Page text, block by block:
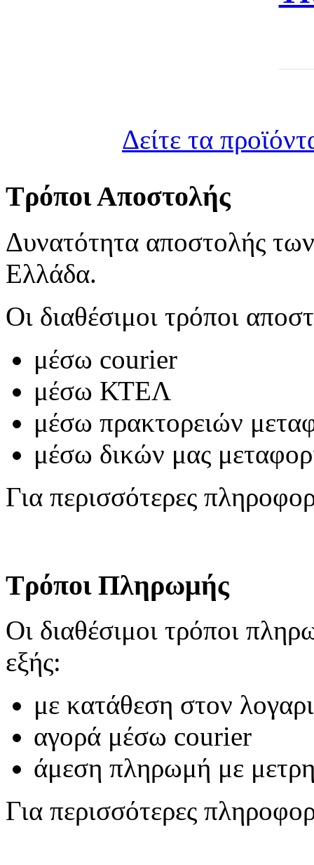
Δείτε τα
Τρόποι Αποστολής
Δυνατότητα αποστολής
Ελλάδα.
Οι διαθέσιμοι τρόποι
μέσω courier
μέσω ΚΤΕΛ
μέσω πρακτορειών
μέσω δικών μας
Για περισσότερες
Τρόποι Πληρωμής
Οι διαθέσιμοι τρόποι
εξής:
με κατάθεση στον
αγορά μέσω courier
άμεση πληρωμή με
Για περισσότερες